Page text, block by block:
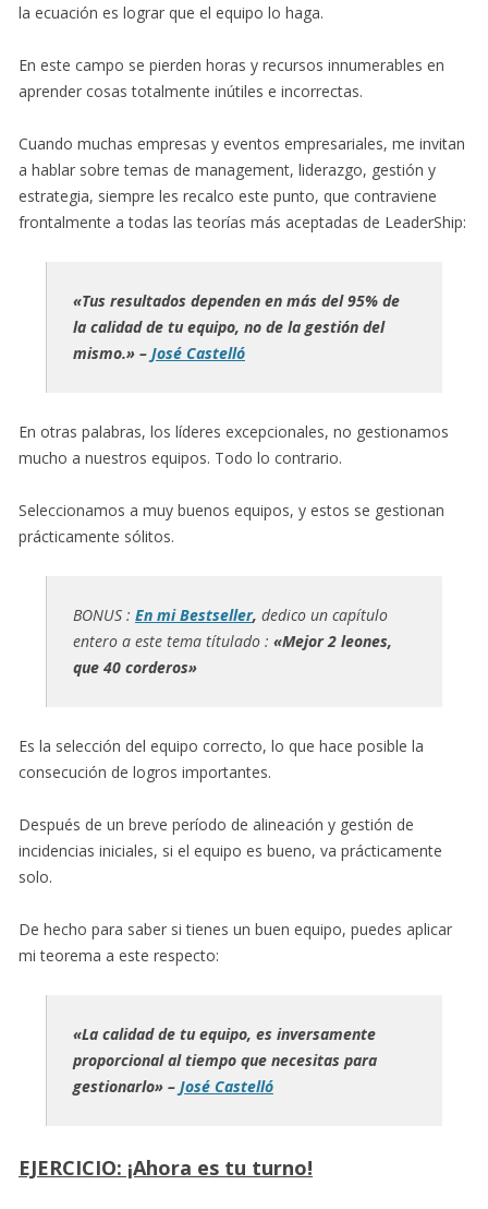
la ecuación es lograr que el equipo lo haga.
En este campo se pierden horas y recursos innumerables en
aprender cosas totalmente inútiles e incorrectas.
Cuando muchas empresas y eventos empresariales, me invitan
a hablar sobre temas de management, liderazgo, gestión y
estrategia, siempre les recalco este punto, que contraviene
frontalmente a todas las teorías más aceptadas de LeaderShip:
«Tus resultados dependen en más del 95% de
la calidad de tu equipo, no de la gestión del
mismo.» – José Castelló
En otras palabras, los líderes excepcionales, no gestionamos
mucho a nuestros equipos. Todo lo contrario.
Seleccionamos a muy buenos equipos, y estos se gestionan
prácticamente sólitos.
BONUS : En mi Bestseller, dedico un capítulo
entero a este tema títulado : «Mejor 2 leones,
que 40 corderos»
Es la selección del equipo correcto, lo que hace posible la
consecución de logros importantes.
Después de un breve período de alineación y gestión de
incidencias iniciales, si el equipo es bueno, va prácticamente
solo.
De hecho para saber si tienes un buen equipo, puedes aplicar
mi teorema a este respecto:
«La calidad de tu equipo, es inversamente
proporcional al tiempo que necesitas para
gestionarlo» – José Castelló
EJERCICIO: ¡Ahora es tu turno!